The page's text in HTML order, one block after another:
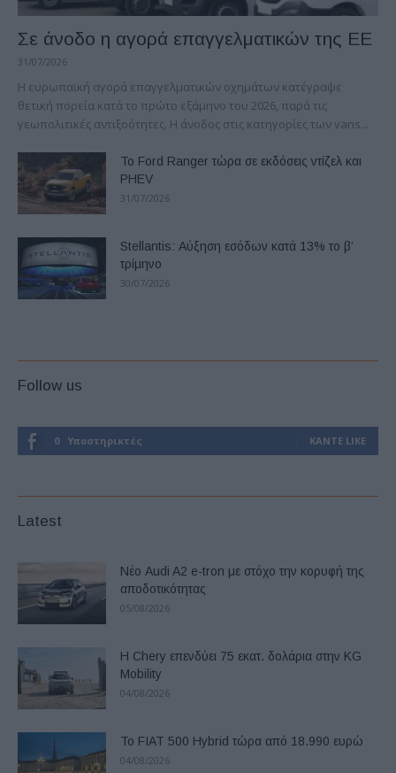
Σε άνοδο η αγορά επαγγελματικών της ΕΕ
31/07/2026
Η ευρωπαϊκή αγορά επαγγελματικών οχημάτων κατέγραψε
θετική πορεία κατά το πρώτο εξάμηνο του 2026, παρά τις
γεωπολιτικές αντιξοότητες. Η άνοδος στις κατηγορίες των vans...
Το Ford Ranger τώρα σε εκδόσεις ντίζελ και
PHEV
31/07/2026
Stellantis: Αύξηση εσόδων κατά 13% το β’
τρίμηνο
30/07/2026
Follow us
0 Υποστηρικτές ΚΆΝΤΕ LIKE
Latest
Νέο Audi A2 e-tron με στόχο την κορυφή της
αποδοτικότητας
05/08/2026
Η Chery επενδύει 75 εκατ. δολάρια στην KG
Mobility
04/08/2026
Το FIAT 500 Hybrid τώρα από 18.990 ευρώ
04/08/2026